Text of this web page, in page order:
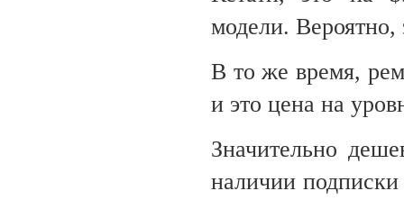
модели. Вероятно,
В то же время,
и это цена на
Значительно
наличии